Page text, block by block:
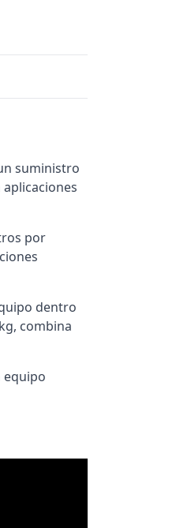
suministro
por
dentro
combina
equipo